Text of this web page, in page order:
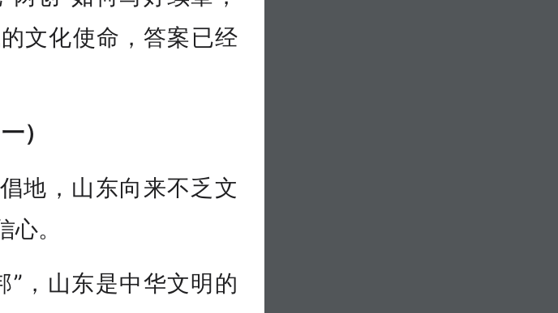
文化使命，答案已经
一）
地，山东向来不乏文
。
”，山东是中华文明的